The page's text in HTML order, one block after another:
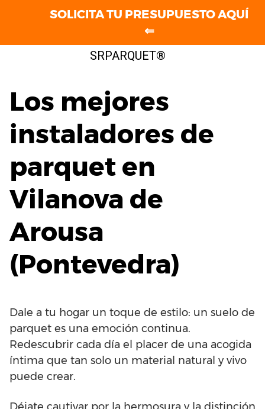
SRPARQUET®
Los mejores
instaladores de
parquet en
Vilanova de
Arousa
(Pontevedra)
Dale a tu hogar un toque de estilo: un suelo de
parquet es una emoción continua.
Redescubrir cada día el placer de una acogida
íntima que tan solo un material natural y vivo
puede crear.
SOLICITA TU PRESUPUESTO AQUÍ
⇐